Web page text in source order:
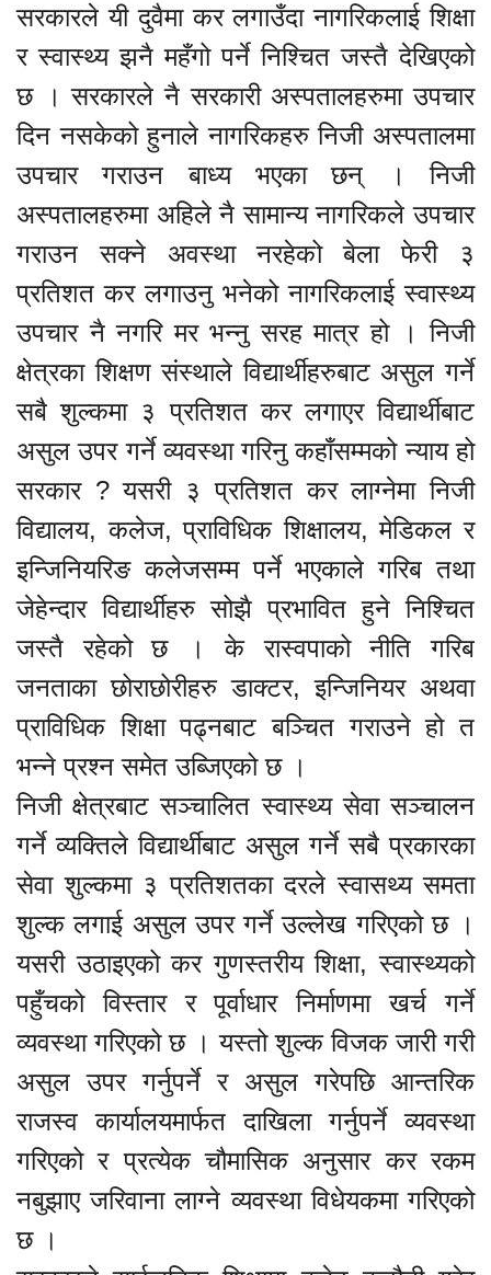
सरकारले यी दुवैमा कर लगाउँदा नागरिकलाई शिक्षा
र स्वास्थ्य झनै महँगो पर्ने निश्चित जस्तै देखिएको
छ । सरकारले नै सरकारी अस्पतालहरुमा उपचार
दिन नसकेको हुनाले नागरिकहरु निजी अस्पतालमा
उपचार गराउन बाध्य भएका छन् । निजी
अस्पतालहरुमा अहिले नै सामान्य नागरिकले उपचार
गराउन सक्ने अवस्था नरहेको बेला फेरी ३
प्रतिशत कर लगाउनु भनेको नागरिकलाई स्वास्थ्य
उपचार नै नगरि मर भन्नु सरह मात्र हो । निजी
क्षेत्रका शिक्षण संस्थाले विद्यार्थीहरुबाट असुल गर्ने
सबै शुल्कमा ३ प्रतिशत कर लगाएर विद्यार्थीबाट
असुल उपर गर्ने व्यवस्था गरिनु कहाँसम्मको न्याय हो
सरकार ? यसरी ३ प्रतिशत कर लाग्नेमा निजी
विद्यालय, कलेज, प्राविधिक शिक्षालय, मेडिकल र
इन्जिनियरिङ कलेजसम्म पर्ने भएकाले गरिब तथा
जेहेन्दार विद्यार्थीहरु सोझै प्रभावित हुने निश्चित
जस्तै रहेको छ । के रास्वपाको नीति गरिब
जनताका छोराछोरीहरु डाक्टर, इन्जिनियर अथवा
प्राविधिक शिक्षा पढ्नबाट बञ्चित गराउने हो त
भन्ने प्रश्न समेत उब्जिएको छ ।
निजी क्षेत्रबाट सञ्चालित स्वास्थ्य सेवा सञ्चालन
गर्ने व्यक्तिले विद्यार्थीबाट असुल गर्ने सबै प्रकारका
सेवा शुल्कमा ३ प्रतिशतका दरले स्वासथ्य समता
शुल्क लगाई असुल उपर गर्ने उल्लेख गरिएको छ ।
यसरी उठाइएको कर गुणस्तरीय शिक्षा, स्वास्थ्यको
पहुँचको विस्तार र पूर्वाधार निर्माणमा खर्च गर्ने
व्यवस्था गरिएको छ । यस्तो शुल्क विजक जारी गरी
असुल उपर गर्नुपर्ने र असुल गरेपछि आन्तरिक
राजस्व कार्यालयमार्फत दाखिला गर्नुपर्ने व्यवस्था
गरिएको र प्रत्येक चौमासिक अनुसार कर रकम
नबुझाए जरिवाना लाग्ने व्यवस्था विधेयकमा गरिएको
छ ।